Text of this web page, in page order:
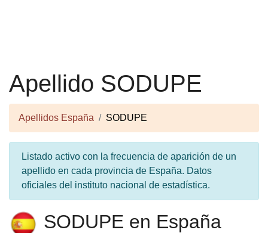
Apellido SODUPE
Apellidos España SODUPE
Listado activo con la frecuencia de aparición de un
apellido en cada provincia de España. Datos
oficiales del instituto nacional de estadística.
SODUPE en España